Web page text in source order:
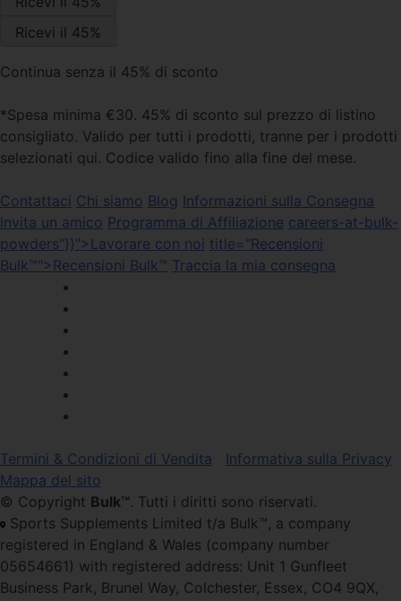
Continua senza il 45% di sconto
*Spesa minima €30. 45% di sconto sul prezzo di listino
consigliato. Valido per tutti i prodotti, tranne per i prodotti
selezionati qui. Codice valido fino alla fine del mese.
Contattaci Chi siamo Blog Informazioni sulla Consegna
Invita un amico Programma di Affiliazione careers-at-bulk-
powders"}}">Lavorare con noi title="Recensioni
Bulk™">Recensioni Bulk™ Traccia la mia consegna
Termini & Condizioni di Vendita
Informativa sulla Privacy
Mappa del sito
© Copyright Bulk™. Tutti i diritti sono riservati.
Sports Supplements Limited t/a Bulk™, a company
registered in England & Wales (company number
05654661) with registered address: Unit 1 Gunfleet
Business Park, Brunel Way, Colchester, Essex, CO4 9QX,